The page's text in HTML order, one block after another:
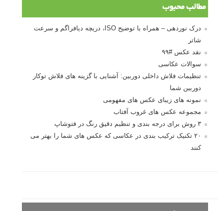
مطالب محبوب
درک نوردهی – همراه با توضیح ISO، دریچه دیافراگم و سرعت
شاتر
نقد عکس #۹۹
سوالات عکاسی
تنظیمات فلاش داخلی دوربین: آشنایی با گزینه های فلاش توکار
دوربین شما
نمونه های زیبای عکس های مفهومی
مجموعه عکس های غروب آفتاب
۳ روش برای درجه بندی و تنظیم دقیق رنگ در فتوشاپ
۲۰ تکنیک ترکیب بندی در عکاسی که عکس های شما را بهتر می
کنند